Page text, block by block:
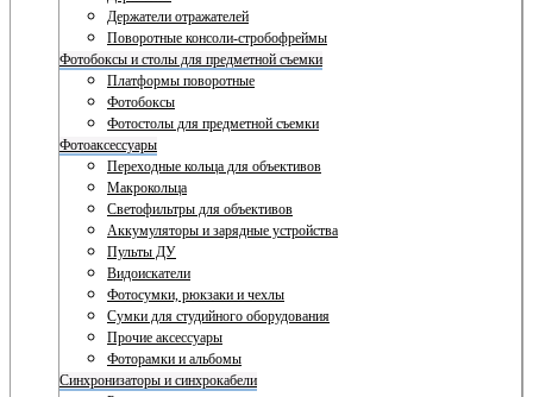
Держатели отражателей
Поворотные консоли-стробофреймы
Фотобоксы и столы для предметной съемки
Платформы поворотные
Фотобоксы
Фотостолы для предметной съемки
Фотоаксессуары
Переходные кольца для объективов
Макрокольца
Светофильтры для объективов
Аккумуляторы и зарядные устройства
Пульты ДУ
Видоискатели
Фотосумки, рюкзаки и чехлы
Сумки для студийного оборудования
Прочие аксессуары
Фоторамки и альбомы
Синхронизаторы и синхрокабели